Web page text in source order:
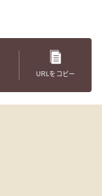
URLをコピー